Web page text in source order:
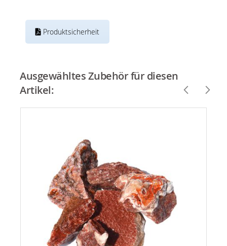
Produktsicherheit
Ausgewähltes Zubehör für diesen
Artikel: